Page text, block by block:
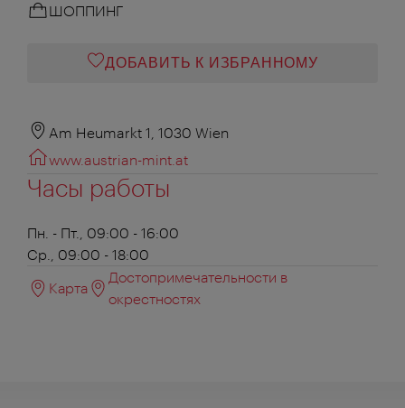
ШОППИНГ
ДОБАВИТЬ К ИЗБРАННОМУ
Am Heumarkt 1, 1030 Wien
www.austrian-mint.at
Часы работы
Пн. - Пт., 09:00 - 16:00
Ср., 09:00 - 18:00
Карта
Достопримечательности в
окрестностях